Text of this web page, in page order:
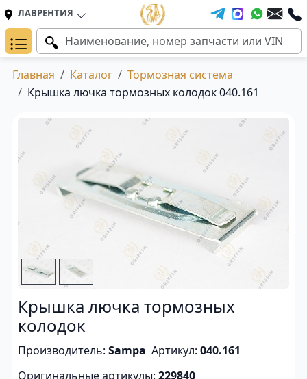
ЛАВРЕНТИЯ
Главная Каталог
Тормозная система
Крышка лючка тормозных колодок 040.161
Крышка лючка тормозных
колодок
Производитель: Sampa Артикул: 040.161
Оригинальные артикулы: 229840